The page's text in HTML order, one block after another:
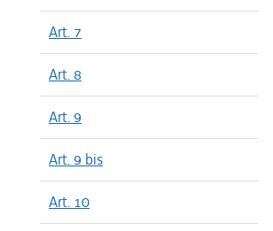
Art. 7
Art. 8
Art. 9
Art. 9 bis
Art. 10